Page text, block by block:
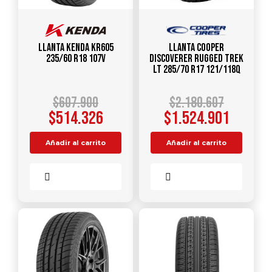
Llanta KENDA KR605
235/60 R18 107V
$607.900
$514.326
Añadir al carrito
Llanta COOPER
DISCOVERER RUGGED TREK
LT 285/70 R17 121/118Q
$2.180.607
$1.524.901
Añadir al carrito